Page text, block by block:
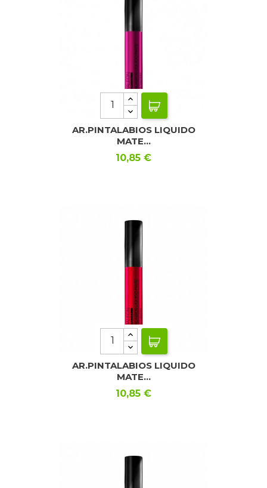
AR.PINTALABIOS LIQUIDO
MATE...
Precio
10,85 €
AR.PINTALABIOS LIQUIDO
MATE...
Precio
10,85 €